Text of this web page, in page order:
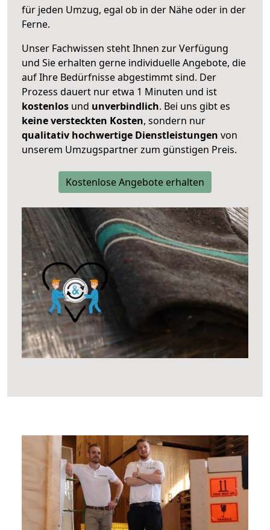
für jeden Umzug, egal ob in der Nähe oder in der
Ferne.
Unser Fachwissen steht Ihnen zur Verfügung
und Sie erhalten gerne individuelle Angebote, die
auf Ihre Bedürfnisse abgestimmt sind. Der
Prozess dauert nur etwa 1 Minuten und ist
kostenlos und unverbindlich. Bei uns gibt es
keine versteckten Kosten, sondern nur
qualitativ hochwertige Dienstleistungen von
unserem Umzugspartner zum günstigen Preis.
Kostenlose Angebote erhalten